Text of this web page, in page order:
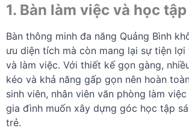
1. Bàn làm việc và học
Bàn thông minh đa năng Quảng Bình
ưu diện tích mà còn mang lại sự tiện
và làm việc. Với thiết kế gọn gàng,
kéo và khả năng gấp gọn nên hoàn
sinh viên, nhân viên văn phòng làm
gia đình muốn xây dựng góc học tập
trẻ.